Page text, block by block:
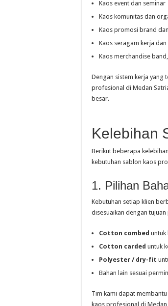
Kaos event dan seminar
Kaos komunitas dan
Kaos promosi brand
Kaos seragam kerja
Kaos merchandise
Dengan sistem kerja yang
profesional di Medan
besar.
Kelebihan
Berikut beberapa
kebutuhan sablon kaos
1. Pilihan
Kebutuhan setiap klien
disesuaikan dengan
Cotton combed untuk
Cotton carded untuk
Polyester / dry-fit
Bahan lain sesuai
Tim kami dapat
kaos profesional di